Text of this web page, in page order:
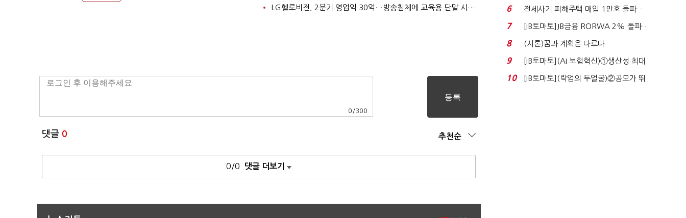
LG헬로비전, 2분기 영업익 30억…방송침체에 교육용 단말 시장도 축소
0 /300
댓글 0 추천순
0/0 댓글 더보기
340억 베팅…가...
6
전세사기 피해주택 매입 1만호 돌파…
누적 피해자 4만2...
7
[IB토마토]JB금융 RORWA 2% 돌파…
실적 견인은 은행 ...
8 (시론)꿈과 계획은 다르다
9
[IB토마토](AI 보험혁신)①생산성 최대
80% 개선…현실...
10
[IB토마토](락업의 두얼굴)②공모가 뛰